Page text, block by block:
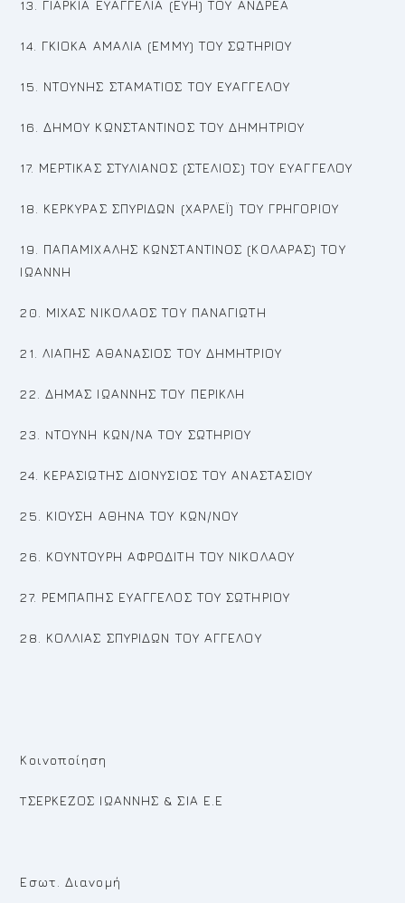
13. ΓΙΑΡΚΙΑ ΕΥΑΓΓΕΛΙΑ (ΕΥΗ) ΤΟΥ ΑΝΔΡΕΑ
14. ΓΚΙΟΚΑ ΑΜΑΛΙΑ (ΕΜΜΥ) ΤΟΥ ΣΩΤΗΡΙΟΥ
15. ΝΤΟΥΝΗΣ ΣΤΑΜΑΤΙΟΣ ΤΟΥ ΕΥΑΓΓΕΛΟΥ
16. ΔΗΜΟΥ ΚΩΝΣΤΑΝΤΙΝΟΣ ΤΟΥ ΔΗΜΗΤΡΙΟΥ
17. ΜΕΡΤΙΚΑΣ ΣΤΥΛΙΑΝΟΣ (ΣΤΕΛΙΟΣ) ΤΟΥ ΕΥΑΓΓΕΛΟΥ
18. ΚΕΡΚΥΡΑΣ ΣΠΥΡΙΔΩΝ (ΧΑΡΛΕΪ) ΤΟΥ ΓΡΗΓΟΡΙΟΥ
19. ΠΑΠΑΜΙΧΑΛΗΣ ΚΩΝΣΤΑΝΤΙΝΟΣ (ΚΟΛΑΡΑΣ) ΤΟΥ
ΙΩΑΝΝΗ
20. ΜΙΧΑΣ ΝΙΚΟΛΑΟΣ ΤΟΥ ΠΑΝΑΓΙΩΤΗ
21. ΛΙΑΠΗΣ ΑΘΑΝAΣΙΟΣ ΤΟΥ ΔΗΜΗΤΡΙΟΥ
22. ΔΗΜΑΣ ΙΩΑΝΝΗΣ ΤΟΥ ΠΕΡΙΚΛΗ
23. NΤΟΥΝΗ ΚΩΝ/ΝΑ ΤΟΥ ΣΩΤΗΡΙΟΥ
24. ΚΕΡΑΣΙΩΤΗΣ ΔΙΟΝΥΣΙΟΣ ΤΟΥ ΑΝΑΣΤΑΣΙΟΥ
25. ΚΙΟΥΣΗ ΑΘΗΝΑ ΤΟΥ ΚΩΝ/ΝΟΥ
26. ΚΟΥΝΤΟΥΡΗ ΑΦΡΟΔΙΤΗ ΤΟΥ ΝΙΚΟΛΑΟΥ
27. ΡΕΜΠΑΠΗΣ ΕΥΑΓΓΕΛΟΣ ΤΟΥ ΣΩΤΗΡΙΟΥ
28. ΚΟΛΛΙΑΣ ΣΠΥΡΙΔΩΝ ΤΟΥ ΑΓΓΕΛΟΥ
Κοινοποίηση
TΣΕΡΚΕΖΟΣ ΙΩΑΝΝΗΣ & ΣΙΑ Ε.Ε
Εσωτ. Διανομή